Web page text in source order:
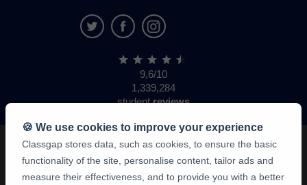
9,6/10
1,339,284
studentreviews
🍪 We use cookies to improve your experience
Classgap stores data, such as cookies, to ensure the basic
functionality of the site, personalise content, tailor ads and
measure their effectiveness, and to provide you with a better